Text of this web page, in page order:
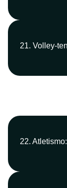
21. Volley-
22.